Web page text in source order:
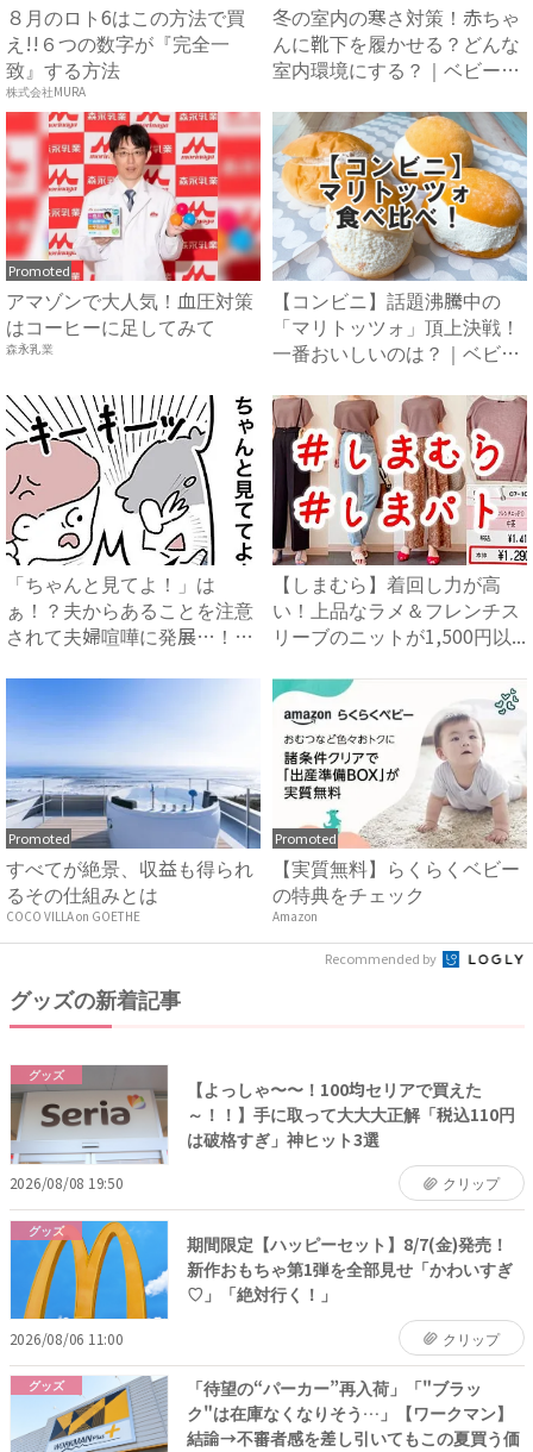
８月のロト6はこの方法で買
え!!６つの数字が『完全一
致』する方法
株式会社MURA
冬の室内の寒さ対策！赤ちゃ
んに靴下を履かせる？どんな
室内環境にする？｜ベビーカ
Promoted
アマゾンで大人気！血圧対策
はコーヒーに足してみて
森永乳業
【コンビニ】話題沸騰中の
「マリトッツォ」頂上決戦！
一番おいしいのは？｜ベビー
「ちゃんと見てよ！」は
ぁ！？夫からあることを注意
されて夫婦喧嘩に発展…！？
【しまむら】着回し力が高
い！上品なラメ＆フレンチス
リーブのニットが1,500円以...
Promoted
すべてが絶景、収益も得られ
るその仕組みとは
COCO VILLA on GOETHE
Promoted
【実質無料】らくらくベビー
の特典をチェック
Amazon
Recommended by
グッズの新着記事
グッズ
【よっしゃ〜〜！100均セリアで買えた
～！！】手に取って大大大正解「税込110円
は破格すぎ」神ヒット3選
2026/08/08 19:50 クリップ
グッズ
期間限定【ハッピーセット】8/7(金)発売！
新作おもちゃ第1弾を全部見せ「かわいすぎ
♡」「絶対行く！」
2026/08/06 11:00 クリップ
グッズ
「待望の“パーカー”再入荷」「"ブラッ
ク"は在庫なくなりそう…」【ワークマン】
結論→不審者感を差し引いてもこの夏買う価